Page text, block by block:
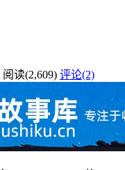
阅读(2,609) 评论(2)